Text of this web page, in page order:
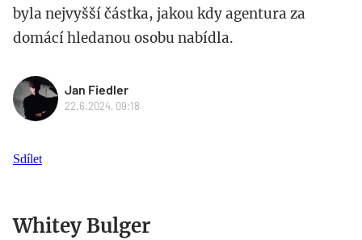
byla nejvyšší částka, jakou kdy agentura za
domácí hledanou osobu nabídla.
Jan Fiedler
22.6.2024, 09:18
Sdílet
Whitey Bulger